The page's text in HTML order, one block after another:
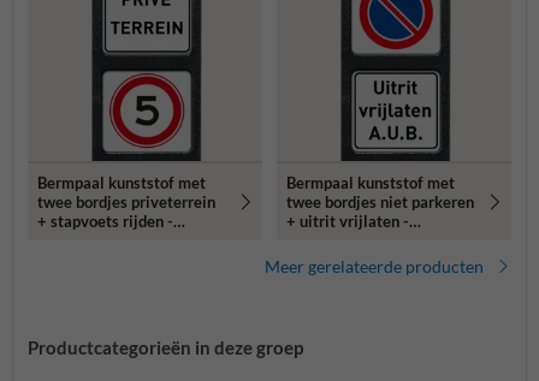
Bermpaal kunststof met
twee bordjes priveterrein
+ stapvoets rijden -
Bermpaal kunststof met
twee bordjes niet parkeren
+ uitrit vrijlaten -
Meer gerelateerde producten
Productcategorieën in deze groep